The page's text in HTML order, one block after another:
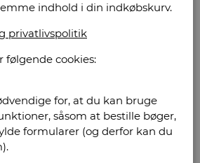
Antikvariat
indhold i din indkøbskurv.
privatlivspolitik
følgende cookies:
for, at du kan bruge
såsom at bestille bøger,
formularer (og derfor kan du